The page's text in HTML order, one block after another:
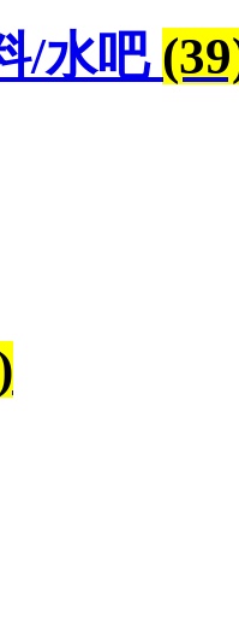
/水吧